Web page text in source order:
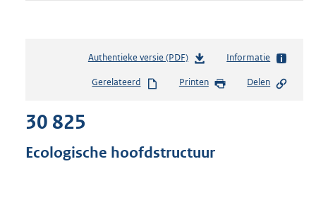
Authentieke versie (PDF)b
s
d
s
Informatie
Gerelateerd Printen Delen
30 825
Ecologische hoofdstructuur